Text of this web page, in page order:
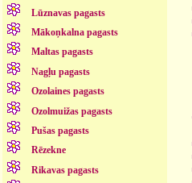
Lūznavas pagasts
Mākoņkalna pagasts
Maltas pagasts
Nagļu pagasts
Ozolaines pagasts
Ozolmuižas pagasts
Pušas pagasts
Rēzekne
Rikavas pagasts